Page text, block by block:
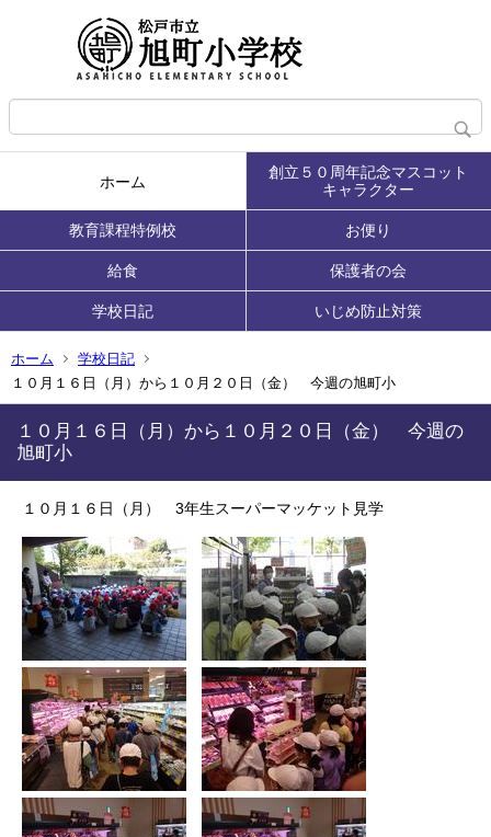
ホーム
創立５０周年記念マスコット
キャラクター
教育課程特例校 お便り
給食 保護者の会
学校日記 いじめ防止対策
ホーム
学校日記
１０月１６日（月）から１０月２０日（金） 今週の旭町小
１０月１６日（月）から１０月２０日（金） 今週の
旭町小
１０月１６日（月） 3年生スーパーマッケット見学